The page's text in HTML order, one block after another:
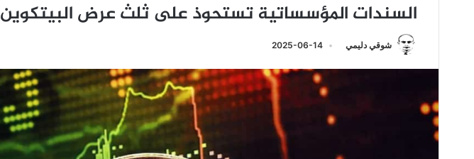
السندات المؤسساتية تستحوذ على ثلث عرض البيتكوين
شوقي دليمي 2025-06-14